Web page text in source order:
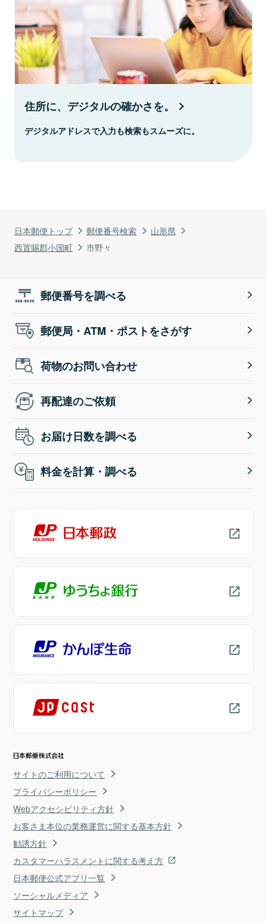
日本郵便トップ 郵便番号検索
山形県
西置賜郡小国町
市野々
住所に、デジタルの確かさを。
デジタルアドレスで入力も検索もスムーズに。
郵便番号を調べる
郵便局・ATM・ポストをさがす
荷物のお問い合わせ
再配達のご依頼
お届け日数を調べる
料金を計算・調べる
サイトのご利用について
プライバシーポリシー
Webアクセシビリティ方針
お客さま本位の業務運営に関する基本方針
勧誘方針
カスタマーハラスメントに関する考え方
日本郵便公式アプリ一覧
ソーシャルメディア
サイトマップ